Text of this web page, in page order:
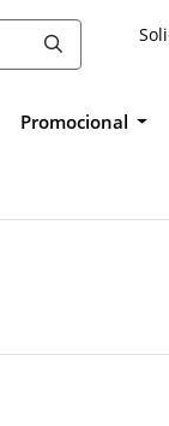
Promocional